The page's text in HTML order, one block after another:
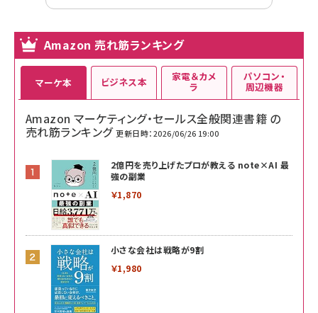
Amazon 売れ筋ランキング
マーケ本
Amazon マーケティング・セールス全般関連書籍 の
売れ筋ランキング 更新日時：2026/06/26 19:00
2億円を売り上げたプロが教える note×AI 最
強の副業
￥1,870
小さな会社は戦略が9割
￥1,980
ビジネス本 家電＆カメ
ラ
パソコン・
周辺機器